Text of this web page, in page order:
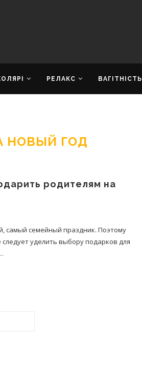
РЕЛАКС ВАГІТНІСТЬ
НОВЫЙ ГОД
родителям на
самый семейный праздник. Поэтому
уделить выбору подарков для